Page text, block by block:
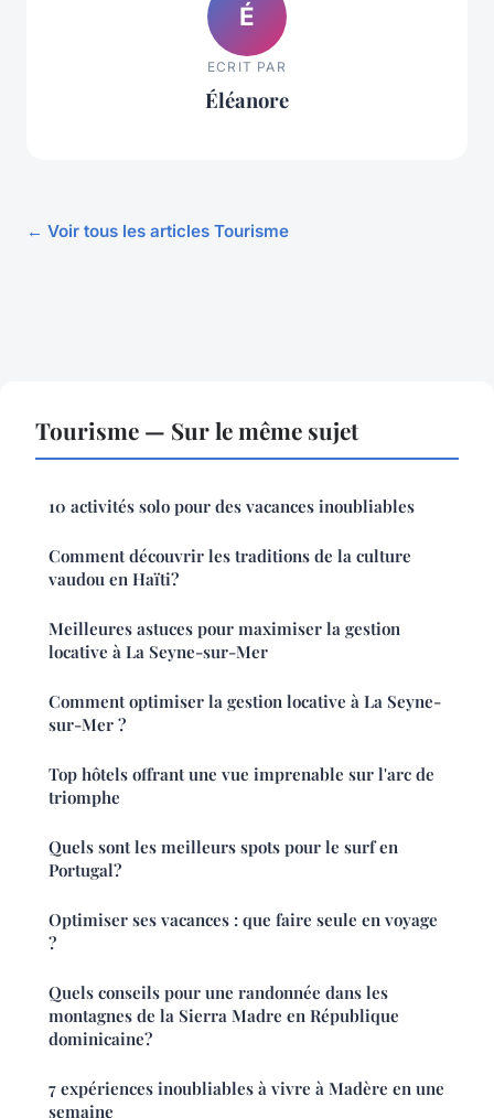
É
ECRIT PAR
Éléanore
← Voir tous les articles Tourisme
Tourisme — Sur le même sujet
10 activités solo pour des vacances inoubliables
Comment découvrir les traditions de la culture
vaudou en Haïti?
Meilleures astuces pour maximiser la gestion
locative à La Seyne-sur-Mer
Comment optimiser la gestion locative à La Seyne-
sur-Mer ?
Top hôtels offrant une vue imprenable sur l'arc de
triomphe
Quels sont les meilleurs spots pour le surf en
Portugal?
Optimiser ses vacances : que faire seule en voyage
?
Quels conseils pour une randonnée dans les
montagnes de la Sierra Madre en République
dominicaine?
7 expériences inoubliables à vivre à Madère en une
semaine